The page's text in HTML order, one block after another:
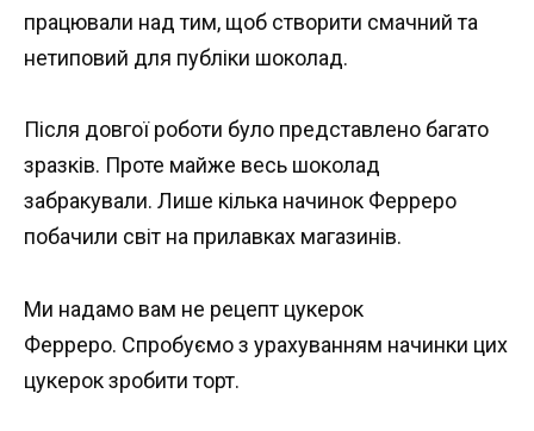
працювали над тим, щоб створити смачний та
нетиповий для публіки шоколад.
Після довгої роботи було представлено багато
зразків. Проте майже весь шоколад
забракували. Лише кілька начинок Ферреро
побачили світ на прилавках магазинів.
Ми надамо вам не рецепт цукерок
Ферреро. Спробуємо з урахуванням начинки цих
цукерок зробити торт.